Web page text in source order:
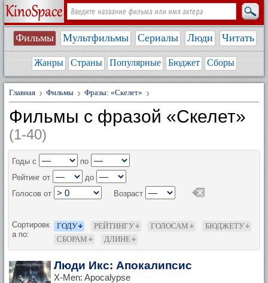
Фильмы Мультфильмы Сериалы Люди Читать
Жанры Страны Популярные Бюджет Сборы
Главная Фильмы Фразы: «Скелет»
Фильмы с фразой «Скелет»
(1-40)
Годы с
по
Рейтинг от
до
Голосов от
Возраст
Сортировк
а по:
ГОДУ РЕЙТИНГУ ГОЛОСАМ
БЮДЖЕТУ
СБОРАМ
ДЛИНЕ
Люди Икс: Апокалипсис
X-Men: Apocalypse